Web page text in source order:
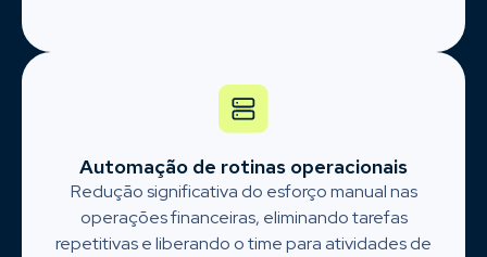
Automação de rotinas operacionais
Redução significativa do esforço manual nas
operações financeiras, eliminando tarefas
repetitivas e liberando o time para atividades de